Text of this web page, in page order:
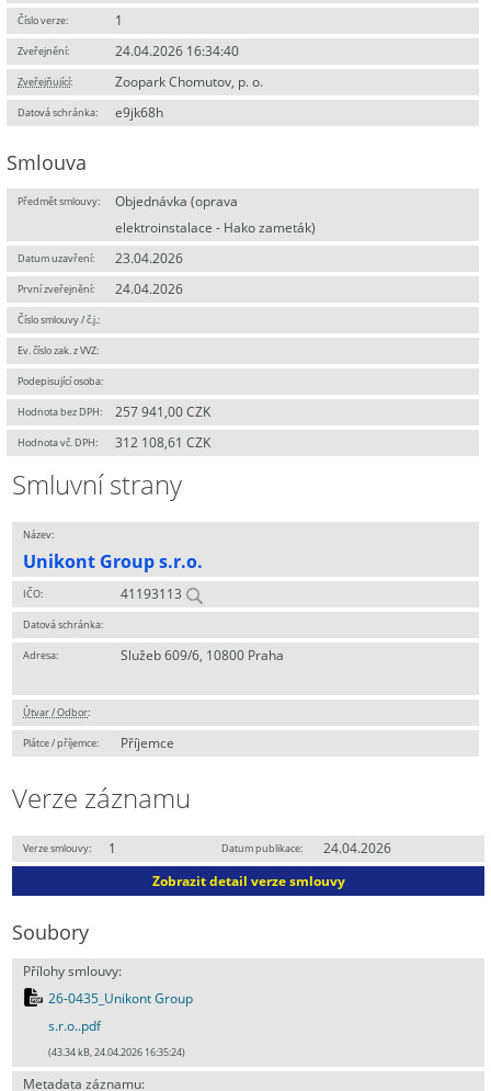
Číslo verze: 1
Zveřejnění: 24.04.2026 16:34:40
Zveřejňující: Zoopark Chomutov, p. o.
Datová schránka: e9jk68h
Smlouva
Předmět smlouvy:
Objednávka (oprava
elektroinstalace - Hako zameták)
Datum uzavření: 23.04.2026
První zveřejnění: 24.04.2026
Číslo smlouvy / č.j.:
Ev. číslo zak. z VVZ:
Podepisující osoba:
Hodnota bez DPH: 257 941,00 CZK
Hodnota vč. DPH: 312 108,61 CZK
Smluvní strany
Název:
Unikont Group s.r.o.
IČO: 41193113
Datová schránka:
Adresa: Služeb 609/6, 10800 Praha
Útvar / Odbor:
Plátce / příjemce: Příjemce
Verze záznamu
Verze smlouvy: 1 Datum publikace:
24.04.2026
Zobrazit detail verze smlouvy
Soubory
Přílohy smlouvy:
26-0435_Unikont Group
s.r.o..pdf
(43.34 kB, 24.04.2026 16:35:24)
Metadata záznamu: